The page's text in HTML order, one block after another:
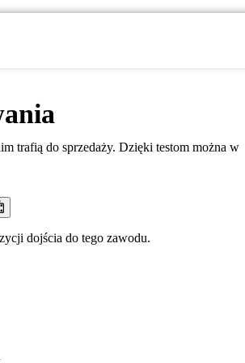
trafią do sprzedaży. Dzięki testom można w
dojścia do tego zawodu.